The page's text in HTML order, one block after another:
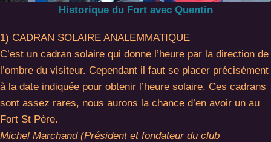
Historique du Fort avec Quentin
1) CADRAN SOLAIRE ANALEMMATIQUE
C’est un cadran solaire qui donne l’heure par la direction de
l’ombre du visiteur. Cependant il faut se placer précisément
à la date indiquée pour obtenir l’heure solaire. Ces cadrans
sont assez rares, nous aurons la chance d’en avoir un au
Fort St Père.
Michel Marchand (Président et fondateur du club